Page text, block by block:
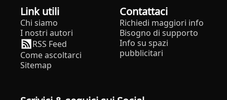
Link utili
Chi siamo
I nostri autori
RSS Feed
Come ascoltarci
Sitemap
Contattaci
Richiedi maggiori info
Bisogno di supporto
Info su spazi
pubblicitari